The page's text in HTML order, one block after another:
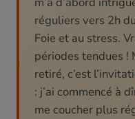
réguliers vers 2h
Foie et au stress.
périodes tendues !
retiré, c’est
: j’ai commencé à
me coucher plus